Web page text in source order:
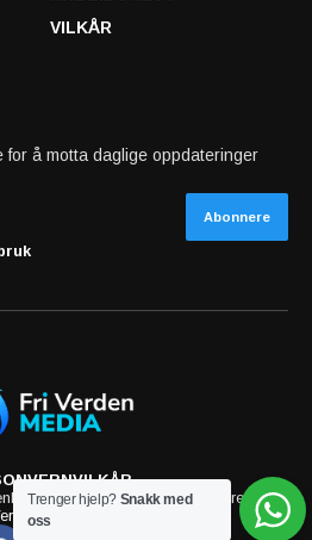
VILKÅR
å motta daglige oppdateringer
VILKÅR
All rights reserved powered by
Trenger hjelp? Snakk med
oss